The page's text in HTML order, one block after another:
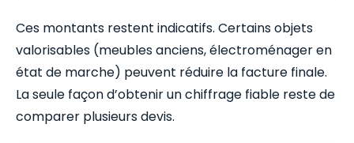
Ces montants restent indicatifs. Certains objets
valorisables (meubles anciens, électroménager en
état de marche) peuvent réduire la facture finale.
La seule façon d’obtenir un chiffrage fiable reste de
comparer plusieurs devis.